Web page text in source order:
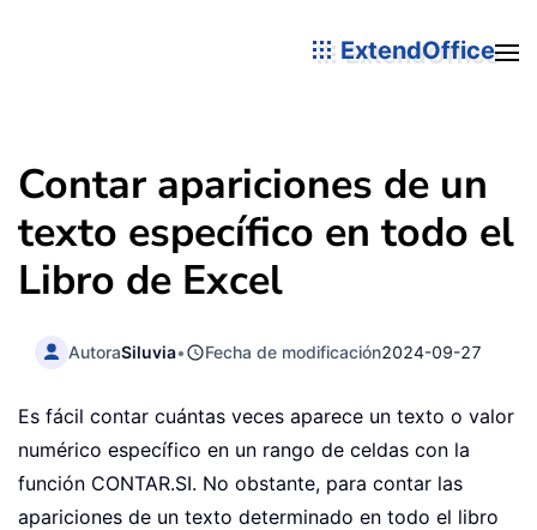
ExtendOffice
Contar apariciones de un
texto específico en todo el
Libro de Excel
AutoraSiluvia• Fecha de modificación2024-09-27
Es fácil contar cuántas veces aparece un texto o valor
numérico específico en un rango de celdas con la
función CONTAR.SI. No obstante, para contar las
apariciones de un texto determinado en todo el libro